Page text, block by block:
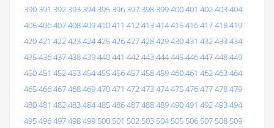
390391 392393394395396397398399400401 402403404
405406407408409410411 412413414415416417418419
420421 422423424425426427428429430431 432433434
435436437438439440441 442443444445446447448449
450451 452453454455456457458459460461 462463464
465466467468469470471 472473474475476477478479
480481 482483484485486487488489490491 492493494
495496497498499 500 501 502 503 504 505 506 507 508 509